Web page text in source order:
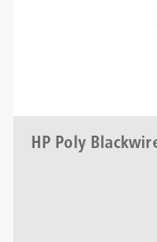
HP Poly